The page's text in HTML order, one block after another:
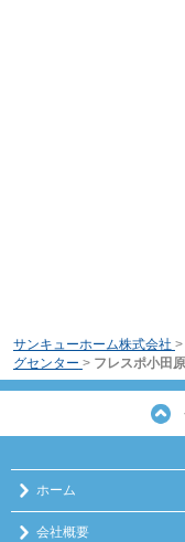
サンキューホーム株式会社 >
グセンター > フレスポ小田
ホーム
会社概要